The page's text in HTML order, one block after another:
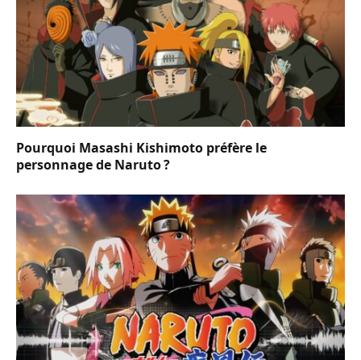
Pourquoi Masashi Kishimoto préfère le
personnage de Naruto ?